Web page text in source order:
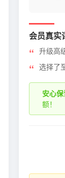
会员真实
升级高
选择了
安心保
额！